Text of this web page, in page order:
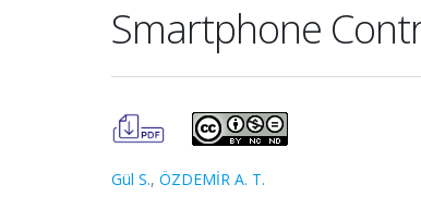
Smartphone
Gül S., ÖZDEMİR A. T.